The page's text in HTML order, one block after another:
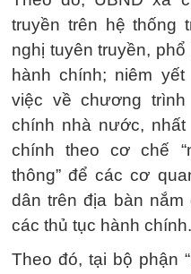
truyền trên hệ thống
nghị tuyên truyền,
hành chính; niêm
việc về chương
chính nhà nước,
chính theo cơ chế
thông” để các cơ
dân trên địa bàn
các thủ tục hành chính.
Theo đó, tại bộ phận